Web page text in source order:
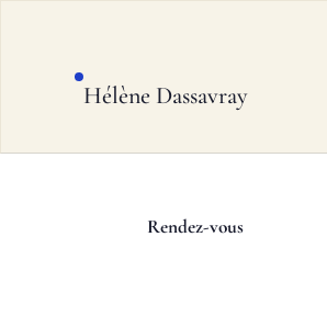
Hélène Dassavray
Rendez-vous